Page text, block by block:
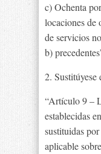
c) Ochenta
locaciones de
de servicios
b)
2. Sustitúyese
“Artículo 9 –
establecidas
sustituidas
aplicable